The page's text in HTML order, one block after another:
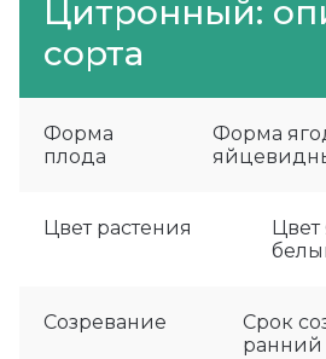
Цитронный:
сорта
Форма
плода
Форма
Цвет растения
Созревание
Срок
ранний